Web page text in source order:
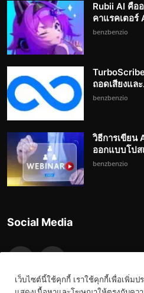
Rubii AI คือ
คาแรคเตอร์
benzbenzio
ถอดเสียงแล
benzbenzio
วิธีการเขียน
ออกแบบโป
benzbenzio
Social Media
เว็บไซต์นี้ใช้คุกกี้ เราใช้คุกกี้เพื่อเพิ่ม